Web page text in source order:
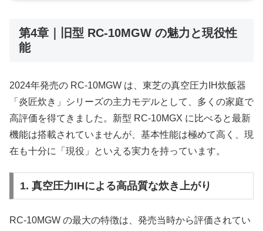
第4章｜旧型 RC-10MGW の魅力と現役性
能
2024年発売の RC-10MGW は、東芝の真空圧力IH炊飯器
「炎匠炊き」シリーズの主力モデルとして、多くの家庭で
高評価を得てきました。新型 RC-10MGX に比べると最新
機能は搭載されていませんが、基本性能は極めて高く、現
在も十分に「現役」といえる実力を持っています。
1. 真空圧力IHによる高品質な炊き上がり
RC-10MGW の最大の特徴は、発売当時から評価されてい